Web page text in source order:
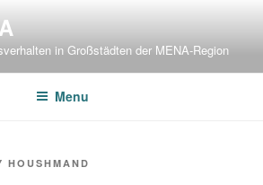
in Großstädten der MENA-Region
Menu
HOUSHMAND